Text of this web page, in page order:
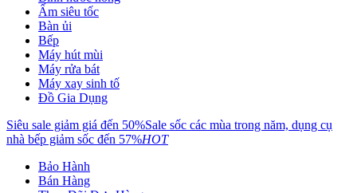
Ấm siêu tốc
Bàn ủi
Bếp
Máy hút mùi
Máy rửa bát
Máy xay sinh tố
Đồ Gia Dụng
Siêu sale giảm giá đến 50%Sale sốc các mùa trong năm, dụng cụ
nhà bếp giảm sốc đến 57%HOT
Bảo Hành
Bán Hàng